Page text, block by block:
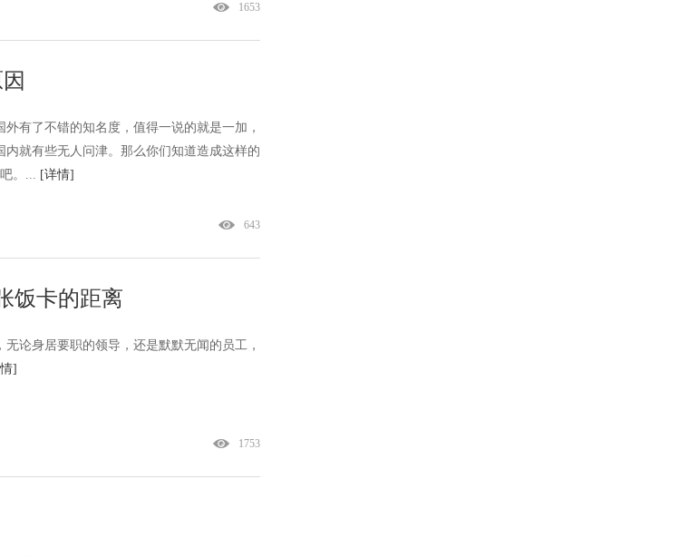
1653
有了不错的知名度，值得一说的就是一加，
就有些无人问津。那么你们知道造成这样的
。... [详情]
643
饭卡的距离
论身居要职的领导，还是默默无闻的员工，
]
1753